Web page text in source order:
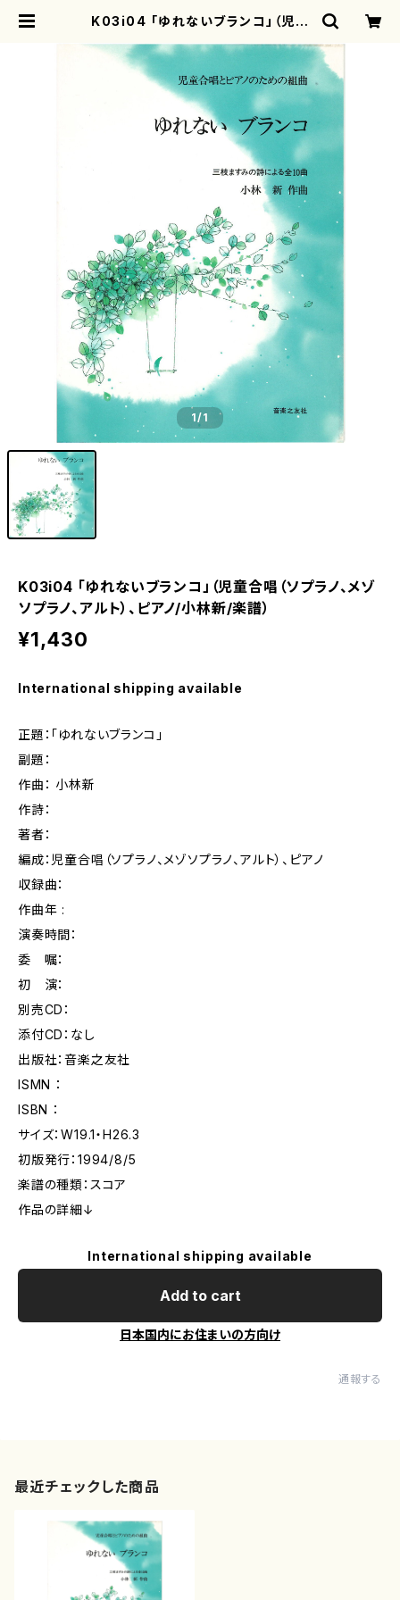
K03i04 「ゆれないブランコ」（児童
ト）、ピアノ/小林新/楽譜） | mother
1/1
K03i04 「ゆれないブランコ」（児童合唱（ソプラノ、メゾ
ソプラノ、アルト）、ピアノ/小林新/楽譜）
¥1,430
International shipping available
正題：「ゆれないブランコ」
副題：
作曲： 小林新
作詩：
著者：
編成：児童合唱（ソプラノ、メゾソプラノ、アルト）、ピアノ
収録曲：
作曲年 :
演奏時間：
委 嘱：
初 演：
別売CD：
添付CD：なし
出版社：音楽之友社
ISMN ：
ISBN ：
サイズ：W19.1・H26.3
初版発行：1994/8/5
楽譜の種類：スコア
作品の詳細↓
International shipping available
Add to cart
日本国内にお住まいの方向け
通報する
最近チェックした商品